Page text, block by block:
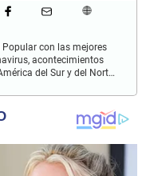
con las mejores
acontecimientos
del Sur y del Norte,